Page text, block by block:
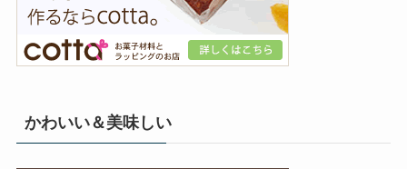
かわいい＆美味しい